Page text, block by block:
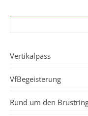
Vertikalpass
VfBegeisterung
Rund um den